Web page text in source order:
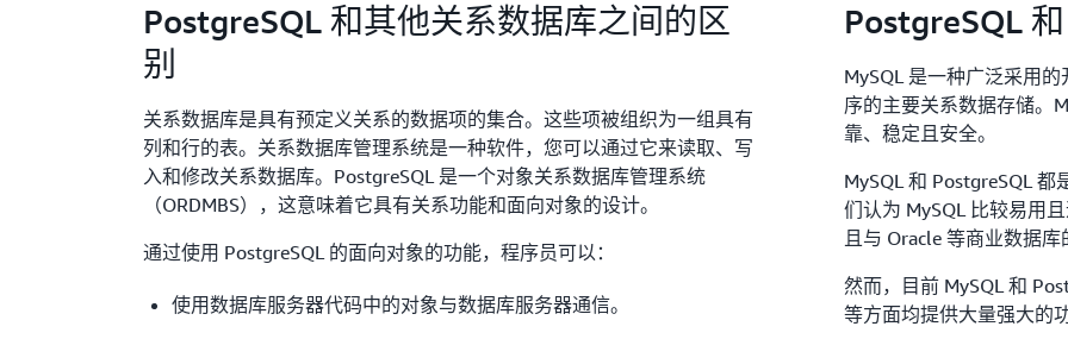
PostgreSQL 和其他关系数据库之间的区
别
关系数据库是具有预定义关系的数据项的集合。这些项被组织为一组具有
列和行的表。关系数据库管理系统是一种软件，您可以通过它来读取、写
入和修改关系数据库。PostgreSQL 是一个对象关系数据库管理系统
（ORDMBS），这意味着它具有关系功能和面向对象的设计。
通过使用 PostgreSQL 的面向对象的功能，程序员可以：
使用数据库服务器代码中的对象与数据库服务器通信。
PostgreSQL
MySQL 是一种广泛采用
序的主要关系数据存储。
靠、稳定且安全。
MySQL 和 PostgreSQL
们认为 MySQL 比较易用
且与 Oracle 等商业数据库
然而，目前 MySQL 和
等方面均提供大量强大的